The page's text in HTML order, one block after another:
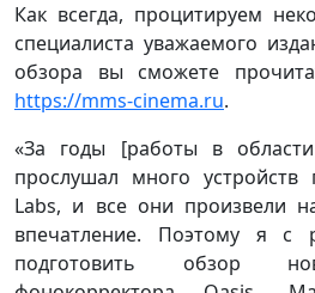
Как всегда, процитируем
специалиста уважаемого
обзора вы сможете
https://mms-cinema.ru.
«За годы [работы в
прослушал много устройств
Labs, и все они произвели
впечатление. Поэтому я с
подготовить обзор